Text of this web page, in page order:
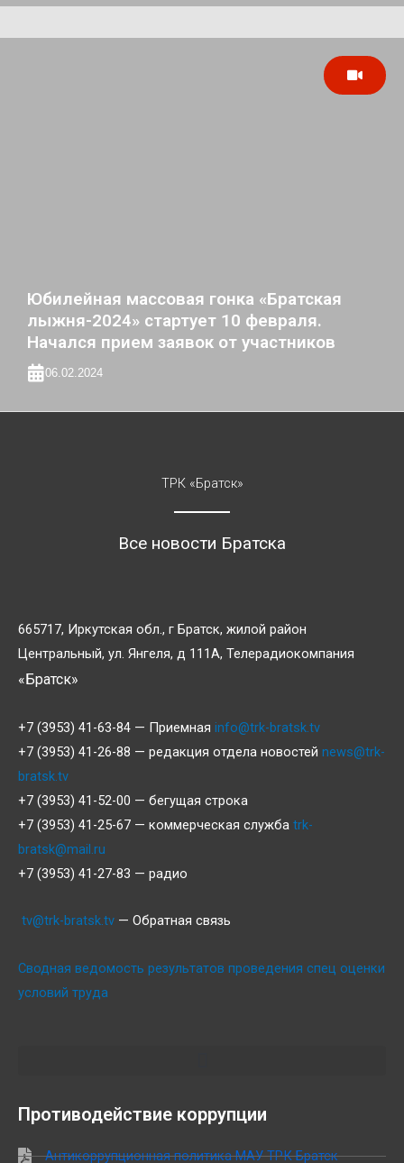
Юбилейная массовая гонка «Братская
лыжня-2024» стартует 10 февраля.
Начался прием заявок от участников
06.02.2024
ТРК «Братск»
Все новости Братска
665717, Иркутская обл., г Братск, жилой район
Центральный, ул. Янгеля, д 111А, Телерадиокомпания
«Братск»
+7 (3953) 41-63-84 — Приемная info@trk-bratsk.tv
+7 (3953) 41-26-88 — редакция отдела новостей news@trk-
bratsk.tv
+7 (3953) 41-52-00 — бегущая строка
+7 (3953) 41-25-67 — коммерческая служба trk-
bratsk@mail.ru
+7 (3953) 41-27-83 — радио
tv@trk-bratsk.tv — Обратная связь
Сводная ведомость результатов проведения спец оценки
условий труда
Противодействие коррупции
Антикоррупционная политика МАУ ТРК Братск